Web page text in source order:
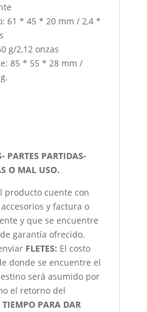
61 * 45 * 20 mm / 2,4 *
g/2,12 onzas
85 * 55 * 28 mm /
PARTES PARTIDAS-
O MAL USO.
producto cuente con
y factura o
y que se encuentre
garantía ofrecido.
FLETES: El costo
donde se encuentre el
será asumido por
el retorno del
TIEMPO PARA DAR